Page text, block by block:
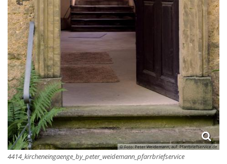
© Foto: Peter Weidemann, auf: Pfarrbriefservice.de
4414_kircheneingaenge_by_peter_weidemann_pfarrbriefservice